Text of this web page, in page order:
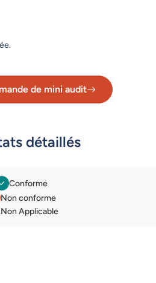
de mini audit
Lien vers le formulaire de
détaillés
Légende des statuts
Conforme
Non conforme
Non Applicable